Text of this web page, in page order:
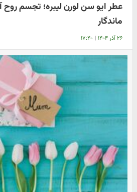
عطر ایو سن لورن لیبره؛ تجسم روح
ماندگار
۲۶ آذر ۱۴۰۴ | ۱۷:۴۰